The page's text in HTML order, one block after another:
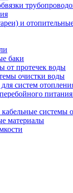
и
баки
от протечек воды
очистки воды
систем
системы
материалы